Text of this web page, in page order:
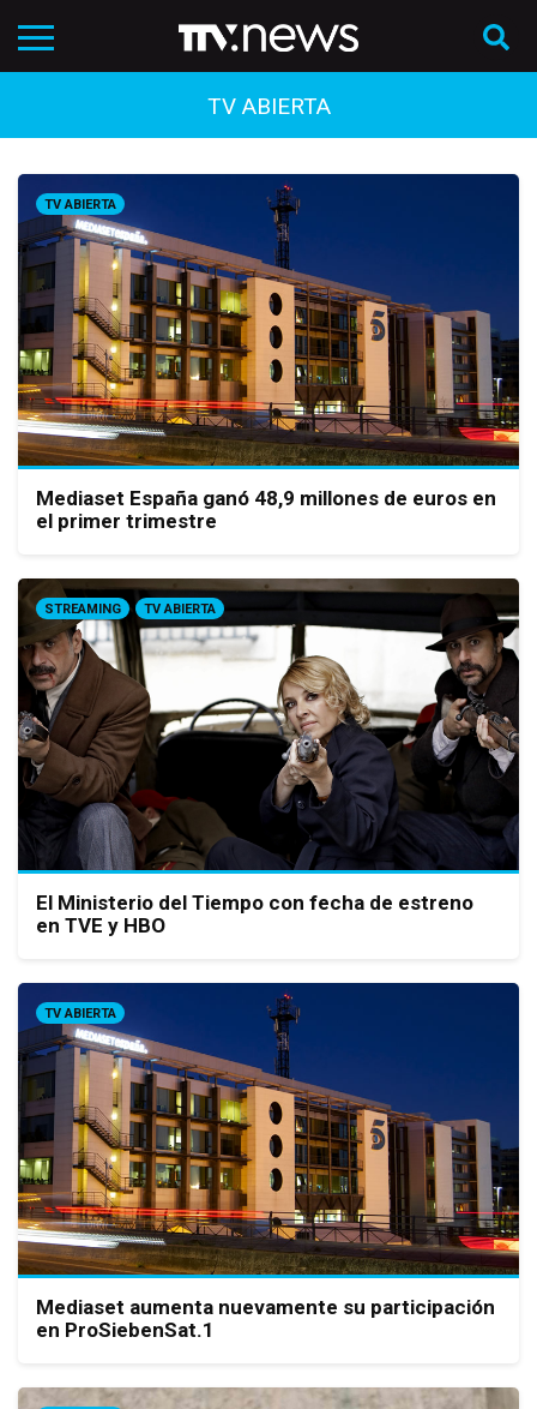
TV ABIERTA
TV ABIERTA
Mediaset España ganó 48,9 millones de euros en
el primer trimestre
STREAMING TV ABIERTA
El Ministerio del Tiempo con fecha de estreno
en TVE y HBO
TV ABIERTA
Mediaset aumenta nuevamente su participación
en ProSiebenSat.1